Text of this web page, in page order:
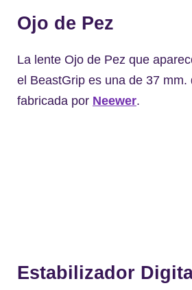
Ojo de Pez
La lente Ojo de Pez que
el BeastGrip es una de 37 mm.
fabricada por Neewer.
Estabilizador